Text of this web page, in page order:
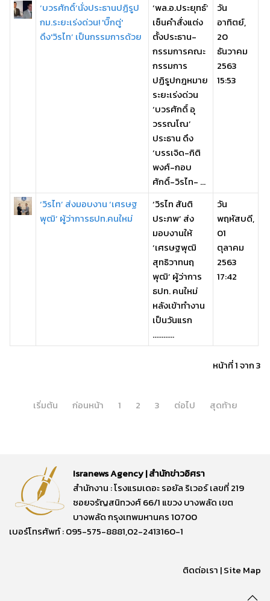
‘บวรศักดิ์’นั่งประธานปฏิรูป
กม.ระยะเร่งด่วน! 'บิ๊กตู่'
ดึง'วิรไท’ เป็นกรรมการด้วย
‘พล.อ.ประยุทธ์’
เซ็นคำสั่งแต่ง
ตั้งประธาน-
กรรมการคณะ
กรรมการ
ปฏิรูปกฎหมาย
ระยะเร่งด่วน
‘บวรศักดิ์ อุ
วรรณโณ’
ประธาน ดึง
‘บรรเจิด-กิติ
พงศ์-กอบ
ศักดิ์-วิรไท- ...
วัน
อาทิตย์,
20
ธันวาคม
2563
15:53
‘วิรไท’ ส่งมอบงาน ‘เศรษฐ
พุฒิ’ ผู้ว่าการธปท.คนใหม่
‘วิรไท สันติ
ประภพ’ ส่ง
มอบงานให้
‘เศรษฐพุฒิ
สุทธิวาทนฤ
พุฒิ’ ผู้ว่าการ
ธปท. คนใหม่
หลังเข้าทำงาน
เป็นวันแรก
............
วัน
พฤหัสบดี,
01
ตุลาคม
2563
17:42
หน้าที่ 1 จาก 3
เริ่มต้น ก่อนหน้า 1 2 3 ต่อไป สุดท้าย
Isranews Agency | สำนักข่าวอิศรา
สำนักงาน : โรงแรมเดอะ รอยัล ริเวอร์ เลขที่ 219
ซอยจรัญสนิทวงศ์ 66/1 แขวง บางพลัด เขต
บางพลัด กรุงเทพมหานคร 10700
เบอร์โทรศัพท์ : 095-575-8881,02-2413160-1
ติดต่อเรา |Site Map